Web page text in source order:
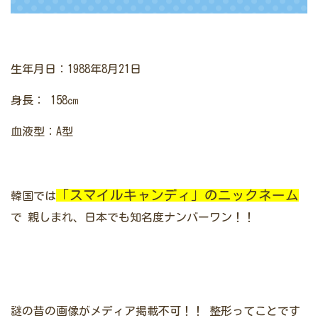
生年月日：1988年8月21日
身長： 158㎝
血液型：A型
韓国では 「スマイルキャンディ」のニックネーム
で 親しまれ、日本でも知名度ナンバーワン！！
謎の昔の画像がメディア掲載不可！！ 整形ってことです